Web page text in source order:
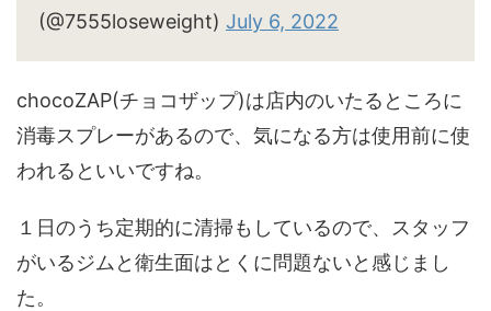
(@7555loseweight) July 6, 2022
chocoZAP(チョコザップ)は店内のいたるところに
消毒スプレーがあるので、気になる方は使用前に使
われるといいですね。
１日のうち定期的に清掃もしているので、スタッフ
がいるジムと衛生面はとくに問題ないと感じまし
た。